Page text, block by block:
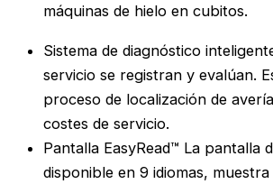
máquinas de hielo en cubitos.
Sistema de diagnóstico
servicio se registran y evalúan.
proceso de localización de
costes de servicio.
Pantalla EasyRead™ La pantalla
disponible en 9 idiomas,